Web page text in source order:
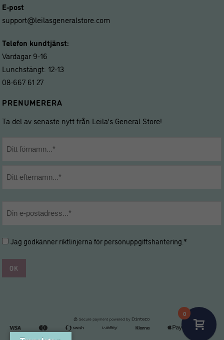
E-post
support@leilasgeneralstore.com
Telefon kundtjänst:
Vardagar 9-16
Lunchstängt: 12-13
08-667 61 27
PRENUMERERA
Ta del av senaste nytt från Leila’s General Store!
Hantering
personuppgifter
*
Jag godkänner riktlinjerna förpersonuppgiftshantering .*
0